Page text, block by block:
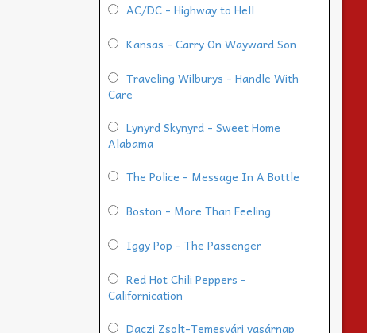
AC/DC - Highway to Hell
Kansas - Carry On Wayward Son
Traveling Wilburys - Handle With
Care
Lynyrd Skynyrd - Sweet Home
Alabama
The Police - Message In A Bottle
Boston - More Than Feeling
Iggy Pop - The Passenger
Red Hot Chili Peppers -
Californication
Daczi Zsolt-Temesvári vasárnap